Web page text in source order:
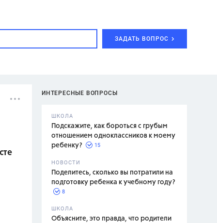
ЗАДАТЬ ВОПРОС
ИНТЕРЕСНЫЕ ВОПРОСЫ
ШКОЛА
Подскажите, как бороться с грубым
отношением одноклассников к моему
ребенку?
15
НОВОСТИ
Поделитесь, сколько вы потратили на
подготовку ребенка к учебному году?
8
ШКОЛА
Объясните, это правда, что родители